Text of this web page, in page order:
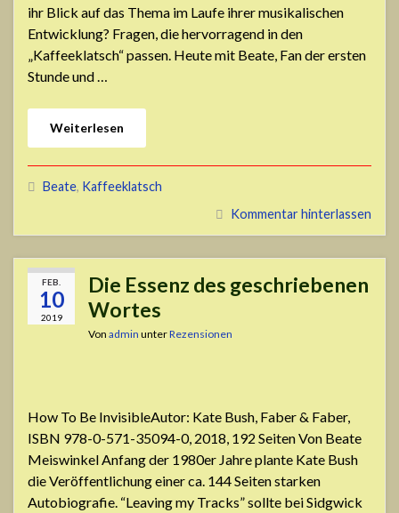
ihr Blick auf das Thema im Laufe ihrer musikalischen
Entwicklung? Fragen, die hervorragend in den
„Kaffeeklatsch“ passen. Heute mit Beate, Fan der ersten
Stunde und …
Weiterlesen
Beate, Kaffeeklatsch
Kommentar hinterlassen
FEB.
10
2019
Die Essenz des geschriebenen
Wortes
Von admin unterRezensionen
How To Be InvisibleAutor: Kate Bush, Faber & Faber,
ISBN 978-0-571-35094-0, 2018, 192 Seiten Von Beate
Meiswinkel Anfang der 1980er Jahre plante Kate Bush
die Veröffentlichung einer ca. 144 Seiten starken
Autobiografie. “Leaving my Tracks” sollte bei Sidgwick